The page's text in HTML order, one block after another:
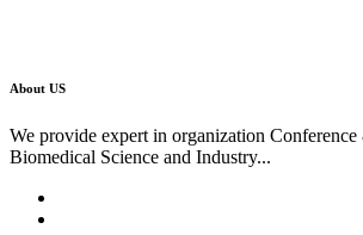
About US
We provide expert in organization
Biomedical Science and Industry...